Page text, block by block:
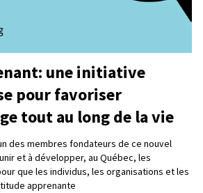
une initiative
pour favoriser
tout au long de la vie
des membres fondateurs de ce nouvel
et à développer, au Québec, les
que les individus, les organisations et les
apprenante